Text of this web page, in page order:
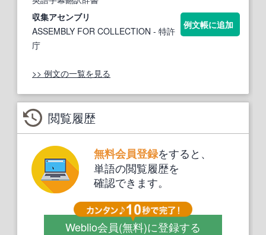
収集アセンブリ
ASSEMBLY FOR COLLECTION - 特許
庁
例文帳に追加
>> 例文の一覧を見る
閲覧履歴
無料会員登録をすると、
単語の閲覧履歴を
確認できます。
Weblio会員(無料)に登録する